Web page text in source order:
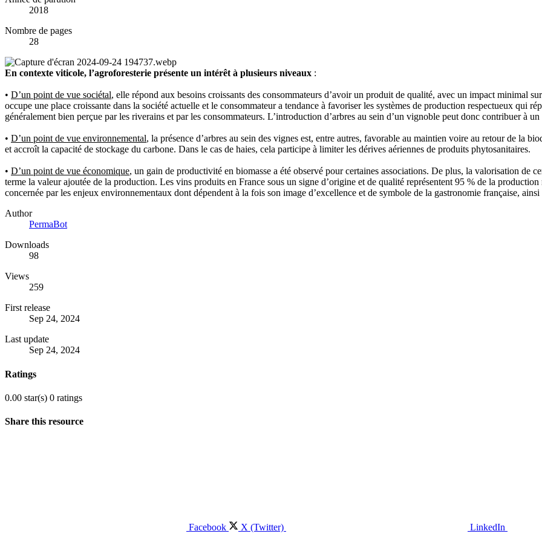
2018
Nombre de pages
28
En contexte viticole, l’agroforesterie présente un intérêt à plusieurs niveaux :
• D’un point de vue sociétal, elle répond aux besoins croissants des consommateurs d’avoir un produit de qualité, avec un impact minimal
occupe une place croissante dans la société actuelle et le consommateur a tendance à favoriser les systèmes de production respectueux qui
généralement bien perçue par les riverains et par les consommateurs. L’introduction d’arbres au sein d’un vignoble peut donc contribuer à
• D’un point de vue environnemental, la présence d’arbres au sein des vignes est, entre autres, favorable au maintien voire au retour de la
et accroît la capacité de stockage du carbone. Dans le cas de haies, cela participe à limiter les dérives aériennes de produits phytosanitaires.
• D’un point de vue économique, un gain de productivité en biomasse a été observé pour certaines associations. De plus, la valorisation de
terme la valeur ajoutée de la production. Les vins produits en France sous un signe d’origine et de qualité représentent 95 % de la
concernée par les enjeux environnementaux dont dépendent à la fois son image d’excellence et de symbole de la gastronomie française, ainsi
Author
PermaBot
Downloads
98
Views
259
First release
Sep 24, 2024
Last update
Sep 24, 2024
Ratings
0.00 star(s) 0 ratings
Share this resource
Facebook X (Twitter) LinkedIn